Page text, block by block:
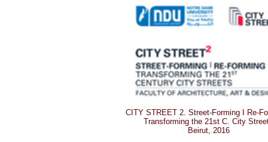
CITY STREET 2. Street-Forming I Re-
Transforming the 21st C. City
Beirut, 2016